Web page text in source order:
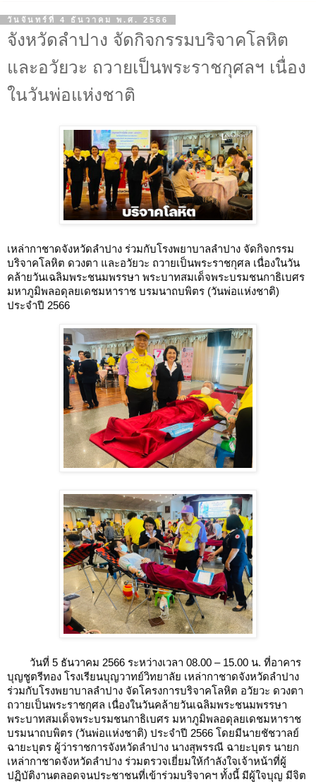
วันจันทร์ที่ 4 ธันวาคม พ.ศ. 2566
จังหวัดลำปาง จัดกิจกรรมบริจาคโลหิต
และอวัยวะ ถวายเป็นพระราชกุศลฯ เนื่อง
ในวันพ่อแห่งชาติ
เหล่ากาชาดจังหวัดลำปาง ร่วมกับโรงพยาบาลลำปาง จัดกิจกรรม
บริจาคโลหิต ดวงตา และอวัยวะ ถวายเป็นพระราชกุศล เนื่องในวัน
คล้ายวันเฉลิมพระชนมพรรษา พระบาทสมเด็จพระบรมชนกาธิเบศร
มหาภูมิพลอดุลยเดชมหาราช บรมนาถบพิตร (วันพ่อแห่งชาติ)
ประจำปี 2566
วันที่ 5 ธันวาคม 2566 ระหว่างเวลา 08.00 – 15.00 น. ที่อาคาร
บุญชูตรีทอง โรงเรียนบุญวาทย์วิทยาลัย เหล่ากาชาดจังหวัดลำปาง
ร่วมกับโรงพยาบาลลำปาง จัดโครงการบริจาคโลหิต อวัยวะ ดวงตา
ถวายเป็นพระราชกุศล เนื่องในวันคล้ายวันเฉลิมพระชนมพรรษา
พระบาทสมเด็จพระบรมชนกาธิเบศร มหาภูมิพลอดุลยเดชมหาราช
บรมนาถบพิตร (วันพ่อแห่งชาติ) ประจำปี 2566 โดยมีนายชัชวาลย์
ฉายะบุตร ผู้ว่าราชการจังหวัดลำปาง นางสุพรรณี ฉายะบุตร นายก
เหล่ากาชาดจังหวัดลำปาง ร่วมตรวจเยี่ยมให้กำลังใจเจ้าหน้าที่ผู้
ปฏิบัติงานตลอดจนประชาชนที่เข้าร่วมบริจาคฯ ทั้งนี้ มีผู้ใจบุญ มีจิต